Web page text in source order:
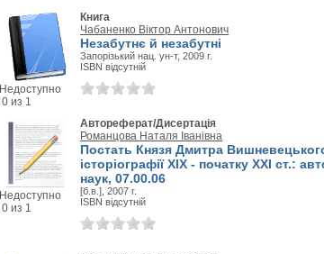
Недоступно
0 из 1
Книга
Чабаненко Віктор Антонович
Незабутнє й незабутні
Запорізький нац. ун-т, 2009 г.
ISBN відсутній
Недоступно
0 из 1
Автореферат/Дисертація
Романцова Наталя Іванівна
Постать Князя Дмитра
історіографії XIX - початку XXI ст.:
наук, 07.00.06
[б.в.], 2007 г.
ISBN відсутній